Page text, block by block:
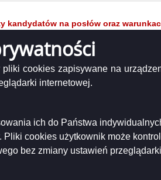
cookies zapisywane na
internetowej.
ich do Państwa
cookies użytkownik może
bez zmiany ustawień
na posłów oraz
na senatora w wyborach do Senatu
na posłów w wyborach do